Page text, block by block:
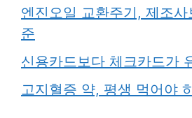
엔진오일 교환주기, 제조사
준
신용카드보다 체크카드가
고지혈증 약, 평생 먹어야